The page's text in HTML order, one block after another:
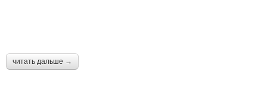
читать дальше →